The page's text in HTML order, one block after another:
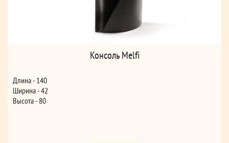
Консоль Melfi
Длина - 140
Ширина - 42
Высота - 80